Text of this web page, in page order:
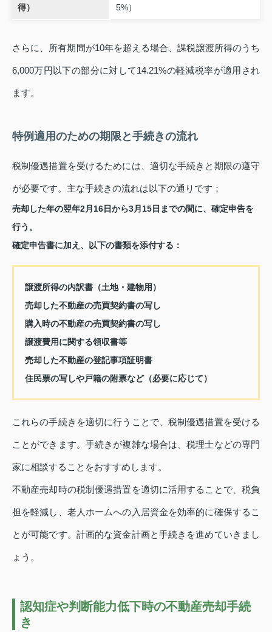
得）
5%）
さらに、所有期間が10年を超える場合、課税譲渡所得のうち
6,000万円以下の部分に対して14.21%の軽減税率が適用され
ます。
特例適用のための期限と手続きの流れ
税制優遇措置を受けるためには、適切な手続きと期限の遵守
が必要です。主な手続きの流れは以下の通りです：
売却した年の翌年2月16日から3月15日までの間に、確定申告を
行う。
確定申告書に加え、以下の書類を添付する：
譲渡所得の内訳書（土地・建物用）
売却した不動産の売買契約書の写し
購入時の不動産の売買契約書の写し
譲渡費用に関する領収書等
売却した不動産の登記事項証明書
住民票の写しや戸籍の附票など（必要に応じて）
これらの手続きを適切に行うことで、税制優遇措置を受ける
ことができます。手続きが複雑な場合は、税理士などの専門
家に相談することをおすすめします。
不動産売却時の税制優遇措置を適切に活用することで、税負
担を軽減し、老人ホームへの入居資金を効率的に確保するこ
とが可能です。計画的な資金計画と手続きを進めていきまし
ょう。
認知症や判断能力低下時の不動産売却手続
き